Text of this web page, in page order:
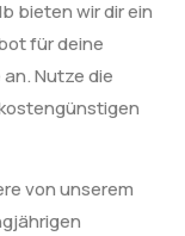
bieten wir dir ein
für deine
Nutze die
von unserem